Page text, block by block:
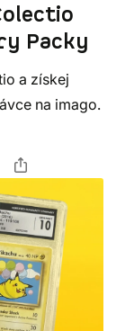
Packy
a získej
na imago.